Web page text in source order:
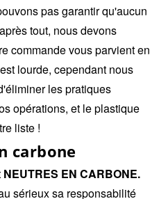
pas garantir qu'aucun
tout, nous devons
commande vous parvient en
lourde, cependant nous
les pratiques
opérations, et le plastique
liste !
carbone
NEUTRES EN CARBONE.
sérieux sa responsabilité